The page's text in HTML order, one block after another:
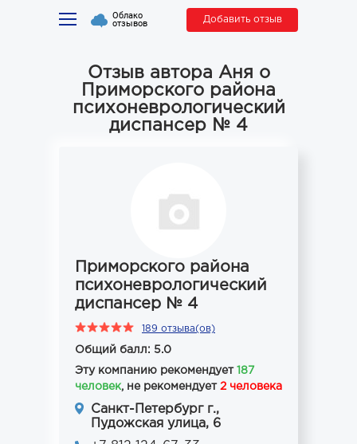
Облако
отзывов Добавить отзыв
Отзыв автора Аня о
Приморского района
психоневрологический
диспансер № 4
Приморского района
психоневрологический
диспансер № 4
189 отзыва(ов)
Общий балл: 5.0
Эту компанию рекомендует 187
человек, не рекомендует 2 человека
Санкт-Петербург г.,
Пудожская улица, 6